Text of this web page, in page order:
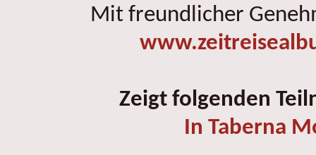
Mit freundlicher
Zeigt folgenden
In Taberna